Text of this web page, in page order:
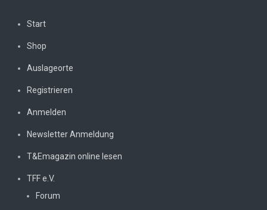
Start
Shop
Auslageorte
Registrieren
Anmelden
Newsletter Anmeldung
T&Emagazin online lesen
TFF e.V.
Forum